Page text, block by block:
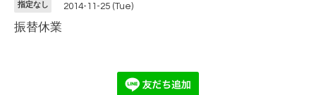
指定なし 2014-11-25 (Tue)
振替休業